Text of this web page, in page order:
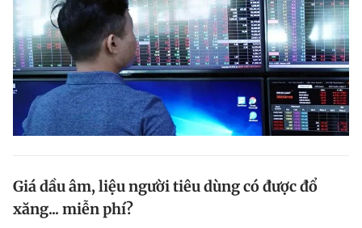
Giá dầu âm, liệu người tiêu dùng có được đổ
xăng... miễn phí?